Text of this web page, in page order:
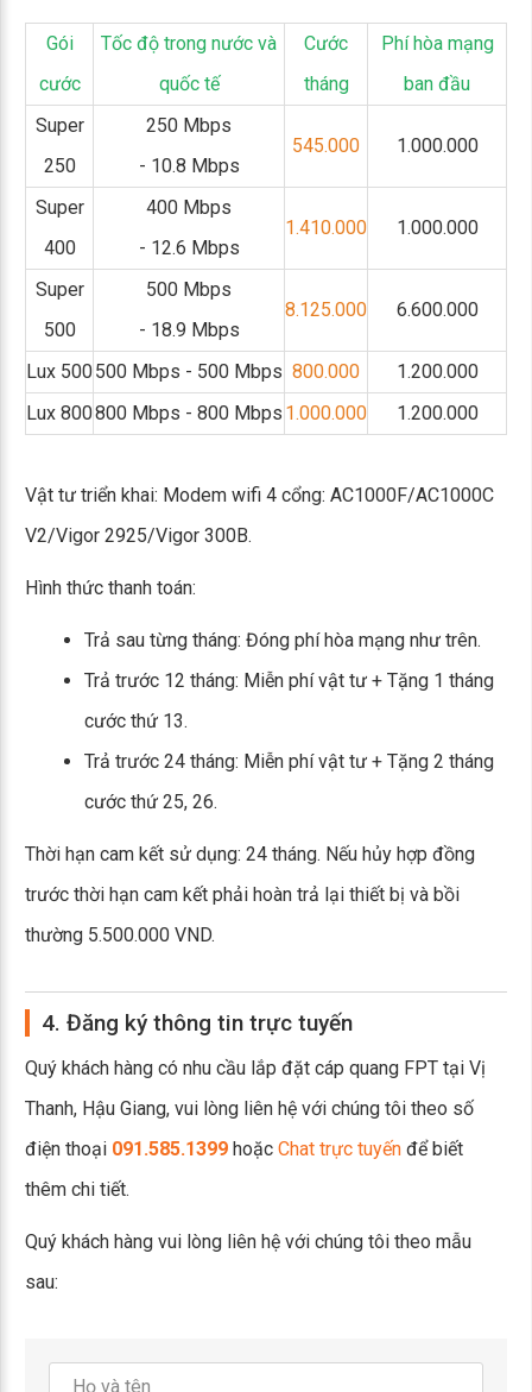
Gói
cước
Tốc độ trong nước và
quốc tế
Cước
tháng
Phí hòa mạng
ban đầu
Super
250
250 Mbps
- 10.8 Mbps
545.000 1.000.000
Super
400
400 Mbps
- 12.6 Mbps
1.410.000 1.000.000
Super
500
500 Mbps
- 18.9 Mbps
8.125.000 6.600.000
Lux 500500 Mbps - 500 Mbps 800.000
1.200.000
Lux 800800 Mbps - 800 Mbps 1.000.000 1.200.000
Vật tư triển khai: Modem wifi 4 cổng: AC1000F/AC1000C
V2/Vigor 2925/Vigor 300B.
Hình thức thanh toán:
Trả sau từng tháng: Đóng phí hòa mạng như trên.
Trả trước 12 tháng: Miễn phí vật tư + Tặng 1 tháng
cước thứ 13.
Trả trước 24 tháng: Miễn phí vật tư + Tặng 2 tháng
cước thứ 25, 26.
Thời hạn cam kết sử dụng: 24 tháng. Nếu hủy hợp đồng
trước thời hạn cam kết phải hoàn trả lại thiết bị và bồi
thường 5.500.000 VND.
4. Đăng ký thông tin trực tuyến
Quý khách hàng có nhu cầu lắp đặt cáp quang FPT tại Vị
Thanh, Hậu Giang, vui lòng liên hệ với chúng tôi theo số
điện thoại 091.585.1399 hoặc Chat trực tuyến để biết
thêm chi tiết.
Quý khách hàng vui lòng liên hệ với chúng tôi theo mẫu
sau: